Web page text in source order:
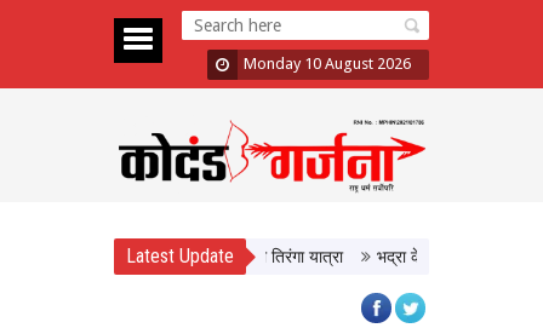
Monday 10 August 2026
Latest Update
का आगाज, CM Yadav ने निकाली तिरंगा यात्रा भद्रा के साये में सावन